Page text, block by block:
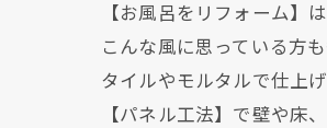
【お風呂をリフォーム】
こんな風に思っている方
タイルやモルタルで仕上
【パネル工法】で壁や床